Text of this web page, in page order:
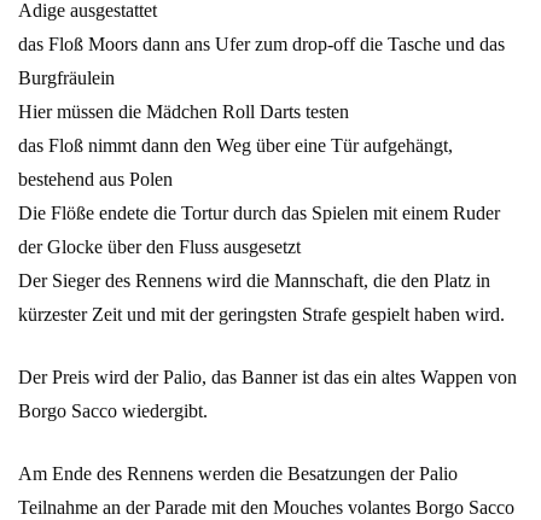
Adige ausgestattet
das Floß Moors dann ans Ufer zum drop-off die Tasche und das
Burgfräulein
Hier müssen die Mädchen Roll Darts testen
das Floß nimmt dann den Weg über eine Tür aufgehängt,
bestehend aus Polen
Die Flöße endete die Tortur durch das Spielen mit einem Ruder
der Glocke über den Fluss ausgesetzt
Der Sieger des Rennens wird die Mannschaft, die den Platz in
kürzester Zeit und mit der geringsten Strafe gespielt haben wird.
Der Preis wird der Palio, das Banner ist das ein altes Wappen von
Borgo Sacco wiedergibt.
Am Ende des Rennens werden die Besatzungen der Palio
Teilnahme an der Parade mit den Mouches volantes Borgo Sacco